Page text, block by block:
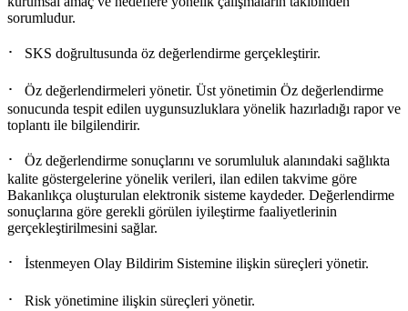
sorumludur.
· SKS doğrultusunda öz değerlendirme gerçekleştirir.
·
Öz değerlendirmeleri yönetir. Üst yönetimin Öz değerlendirme
sonucunda tespit edilen uygunsuzluklara yönelik hazırladığı rapor ve
toplantı ile bilgilendirir.
·
Öz değerlendirme sonuçlarını ve sorumluluk alanındaki sağlıkta
kalite göstergelerine yönelik verileri, ilan edilen takvime göre
Bakanlıkça oluşturulan elektronik sisteme kaydeder. Değerlendirme
sonuçlarına göre gerekli görülen iyileştirme faaliyetlerinin
gerçekleştirilmesini sağlar.
· İstenmeyen Olay Bildirim Sistemine ilişkin süreçleri yönetir.
· Risk yönetimine ilişkin süreçleri yönetir.